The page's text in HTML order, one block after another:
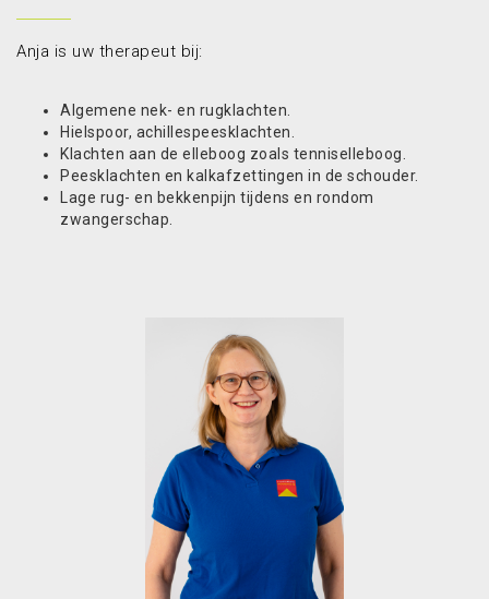
Anja is uw therapeut bij:
Algemene nek- en rugklachten.
Hielspoor, achillespeesklachten.
Klachten aan de elleboog zoals tenniselleboog.
Peesklachten en kalkafzettingen in de schouder.
Lage rug- en bekkenpijn tijdens en rondom
zwangerschap.